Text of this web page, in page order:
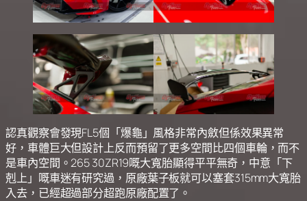
認真觀察會發現FL5個「爆龜」風格非常內斂但係效果異常
好，車體巨大但設計上反而預留了更多空間比四個車輪，而不
是車內空間。265 30ZR19嘅大寬胎顯得平平無奇，中意「下
剋上」嘅車迷有研究過，原廠葉子板就可以塞套315mm大寬胎
入去，已經超過部分超跑原廠配置了。